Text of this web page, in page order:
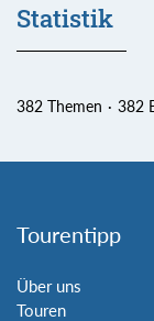
Statistik
382 Themen 382
Tourentipp
Über uns
Touren